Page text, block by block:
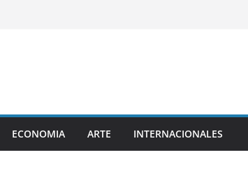
ECONOMIA ARTE INTERNACIONALES